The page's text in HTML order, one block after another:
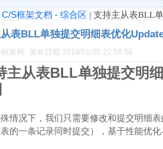
C/S框架文档 - 综合区 | 支持主从表BLL
表BLL单独提交明细表优化
架网 发布日期:2019/01/25 22:58:56
主从表BLL单独提交明
情况下，我们只需要修改和提交明细
的一条记录同时提交），基于性能优